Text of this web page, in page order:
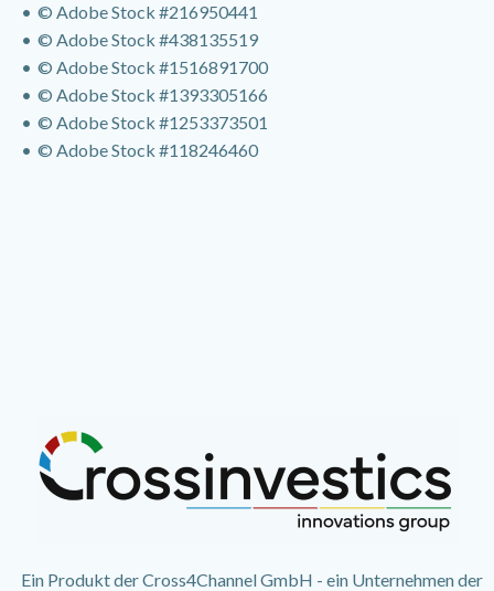
© Adobe Stock #216950441
© Adobe Stock #438135519
© Adobe Stock #1516891700
© Adobe Stock #1393305166
© Adobe Stock #1253373501
© Adobe Stock #118246460
Ein Produkt der Cross4Channel GmbH - ein Unternehmen der